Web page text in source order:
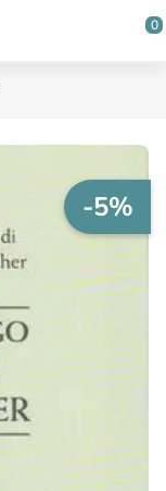
0
-5%